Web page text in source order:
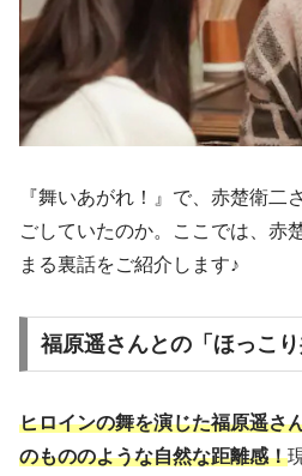
『舞いあがれ！』で、赤楚衛二
ごしていたのか。ここでは、赤
まる裏話をご紹介します♪
福原遥さんとの「ほっこり
ヒロインの舞を演じた福原遥さ
のもののような自然な距離感！